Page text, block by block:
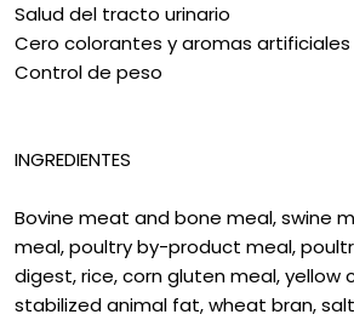
Salud del tracto urinario
Cero colorantes y aromas artificiales
Control de peso
INGREDIENTES
Bovine meat and bone meal, swine
meal, poultry by-product meal,
digest, rice, corn gluten meal, yellow
stabilized animal fat, wheat bran,